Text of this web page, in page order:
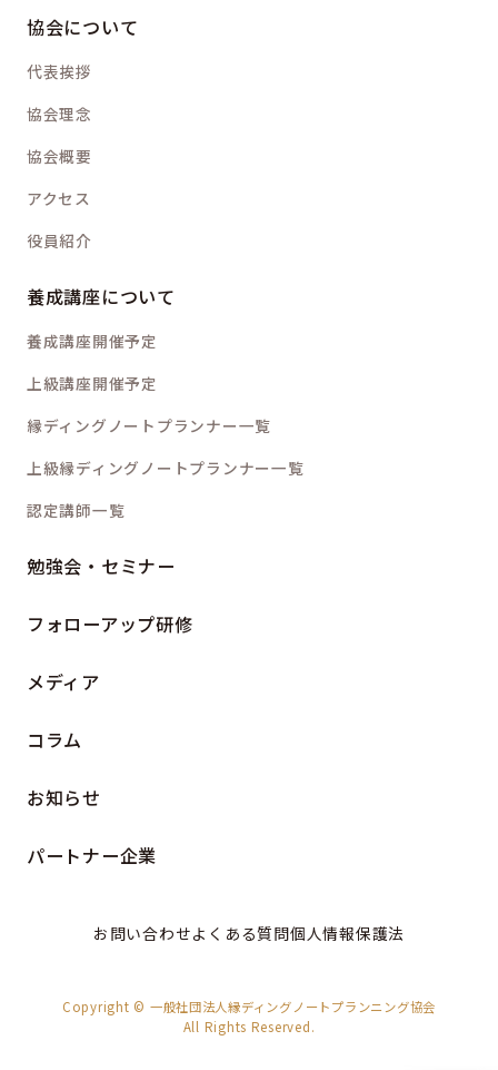
協会について
代表挨拶
協会理念
協会概要
アクセス
役員紹介
養成講座について
養成講座開催予定
上級講座開催予定
縁ディングノートプランナー一覧
上級縁ディングノートプランナー一覧
認定講師一覧
勉強会・セミナー
フォローアップ研修
メディア
コラム
お知らせ
パートナー企業
お問い合わせよくある質問個人情報保護法
Copyright © 一般社団法人縁ディングノートプランニング協会
All Rights Reserved.